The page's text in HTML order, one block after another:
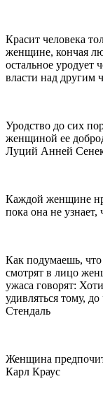
Красит человека
женщине, кончая
остальное уродует
власти над
Уродство до сих
женщиной ее
Луций Анней
Каждой женщине
пока она не
Как подумаешь,
смотрят в лицо
ужаса говорят:
удивляться тому, до
Стендаль
Женщина
Карл Краус